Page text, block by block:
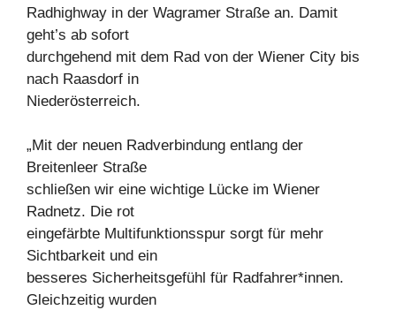
Radhighway in der Wagramer Straße an. Damit
geht’s ab sofort
durchgehend mit dem Rad von der Wiener City bis
nach Raasdorf in
Niederösterreich.
„Mit der neuen Radverbindung entlang der
Breitenleer Straße
schließen wir eine wichtige Lücke im Wiener
Radnetz. Die rot
eingefärbte Multifunktionsspur sorgt für mehr
Sichtbarkeit und ein
besseres Sicherheitsgefühl für Radfahrer*innen.
Gleichzeitig wurden